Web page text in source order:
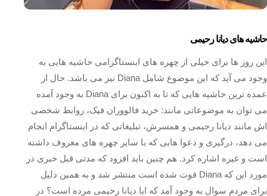
حاشیه های دیانا رحیمی
این روز ها برای خیلی از چهره های اینستاگرامی حاشیه هایی به
وجود می آید که این موضوع شامل Diana نیز می باشد. حال از
عمده‌ ترین حاشیه هایی که تا به اکنون برای Diana به وجود آمده
می توان به موضوعاتی مانند: خرید فالووران فیک، روابط شخصی
اش مانند دیانا رحیمی و همسرش، تبلیغاتی که در اینستاگرام انجام
می‌ دهد، درگیری و دعوا هایی که با سایر چهره های معروف داشته
است و غیره اشاره کرد. هم چنین باید افزود که مدتی قبل خبری در
مورد این که Diana فوت شده است منتشر شد و به همین دلیل
برای مردم سوال به وجود آمد که ایا دیانا رحیمی مرده است؟ در